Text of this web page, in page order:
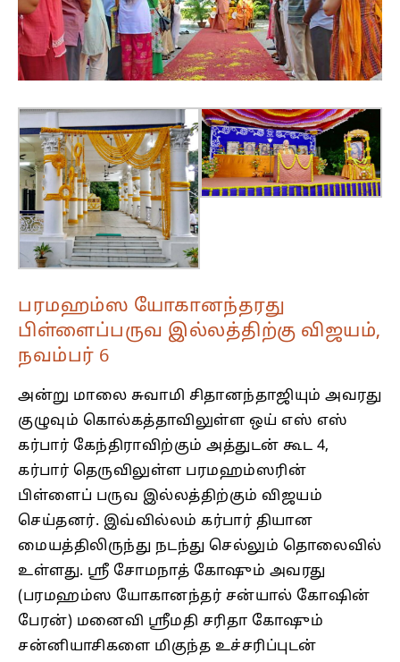
பரமஹம்ஸ யோகானந்தரது
பிள்ளைப்பருவ இல்லத்திற்கு விஜயம்,
நவம்பர் 6
அன்று மாலை சுவாமி சிதானந்தாஜியும் அவரது
குழுவும் கொல்கத்தாவிலுள்ள ஒய் எஸ் எஸ்
கர்பார் கேந்திராவிற்கும் அத்துடன் கூட 4,
கர்பார் தெருவிலுள்ள பரமஹம்ஸரின்
பிள்ளைப் பருவ இல்லத்திற்கும் விஜயம்
செய்தனர். இவ்வில்லம் கர்பார் தியான
மையத்திலிருந்து நடந்து செல்லும் தொலைவில்
உள்ளது. ஸ்ரீ சோமநாத் கோஷும் அவரது
(பரமஹம்ஸ யோகானந்தர் சன்யால் கோஷின்
பேரன்) மனைவி ஸ்ரீமதி சரிதா கோஷும்
சன்னியாசிகளை மிகுந்த உச்சரிப்புடன்